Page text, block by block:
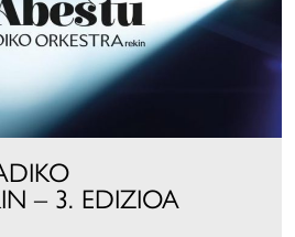
– 3. EDIZIOA